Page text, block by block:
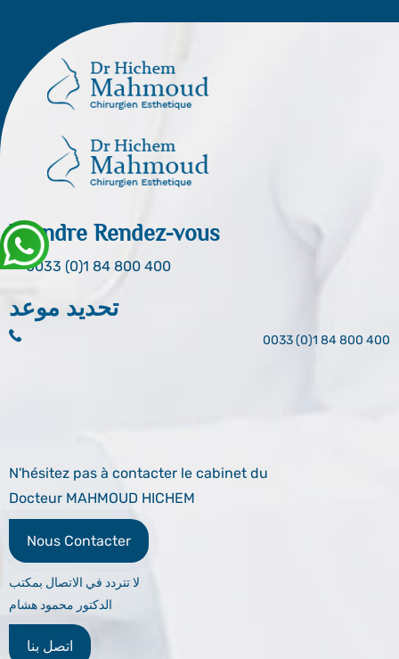
Prendre Rendez-vous
0033 (0)1 84 800 400
تحديد موعد
0033 (0)1 84 800 400
N'hésitez pas à contacter le cabinet du
Docteur MAHMOUD HICHEM
Nous Contacter
لا تتردد في الاتصال بمكتب
الدكتور محمود هشام
اتصل بنا